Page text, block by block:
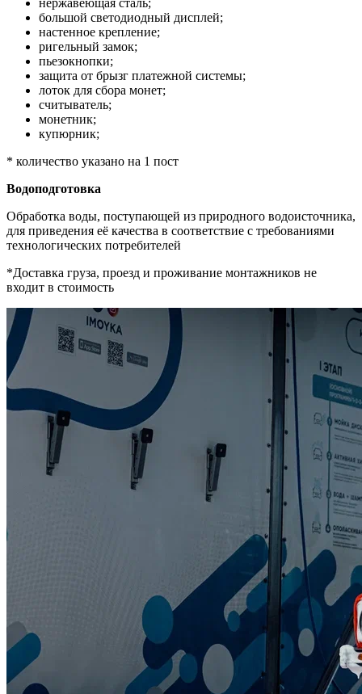
большой светодиодный дисплей;
настенное крепление;
ригельный замок;
пьезокнопки;
защита от брызг платежной системы;
лоток для сбора монет;
считыватель;
монетник;
купюрник;
* количество указано на 1 пост
Водоподготовка
Обработка воды, поступающей из природного водоисточника,
для приведения её качества в соответствие с требованиями
технологических потребителей
*Доставка груза, проезд и проживание монтажников не
входит в стоимость